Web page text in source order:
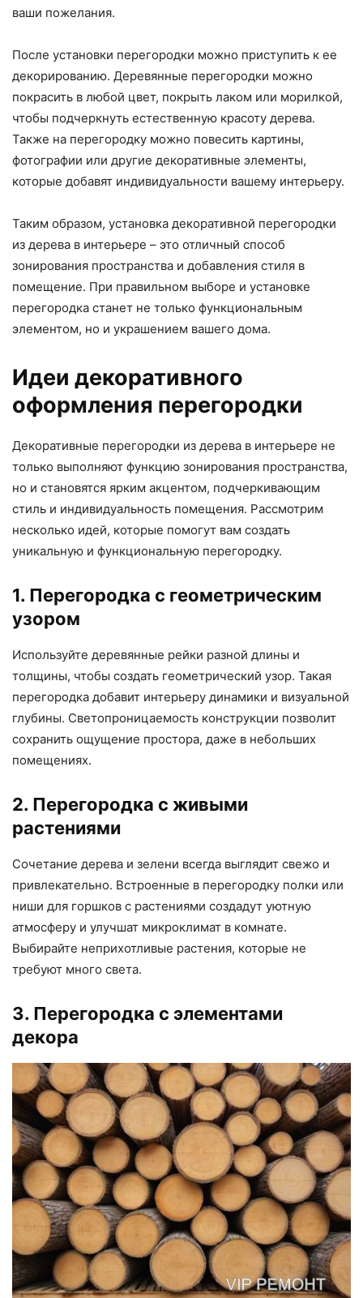
ваши пожелания.
После установки перегородки можно приступить к ее
декорированию. Деревянные перегородки можно
покрасить в любой цвет, покрыть лаком или морилкой,
чтобы подчеркнуть естественную красоту дерева.
Также на перегородку можно повесить картины,
фотографии или другие декоративные элементы,
которые добавят индивидуальности вашему интерьеру.
Таким образом, установка декоративной перегородки
из дерева в интерьере – это отличный способ
зонирования пространства и добавления стиля в
помещение. При правильном выборе и установке
перегородка станет не только функциональным
элементом, но и украшением вашего дома.
Идеи декоративного
оформления перегородки
Декоративные перегородки из дерева в интерьере не
только выполняют функцию зонирования пространства,
но и становятся ярким акцентом, подчеркивающим
стиль и индивидуальность помещения. Рассмотрим
несколько идей, которые помогут вам создать
уникальную и функциональную перегородку.
1. Перегородка с геометрическим
узором
Используйте деревянные рейки разной длины и
толщины, чтобы создать геометрический узор. Такая
перегородка добавит интерьеру динамики и визуальной
глубины. Светопроницаемость конструкции позволит
сохранить ощущение простора, даже в небольших
помещениях.
2. Перегородка с живыми
растениями
Сочетание дерева и зелени всегда выглядит свежо и
привлекательно. Встроенные в перегородку полки или
ниши для горшков с растениями создадут уютную
атмосферу и улучшат микроклимат в комнате.
Выбирайте неприхотливые растения, которые не
требуют много света.
3. Перегородка с элементами
декора